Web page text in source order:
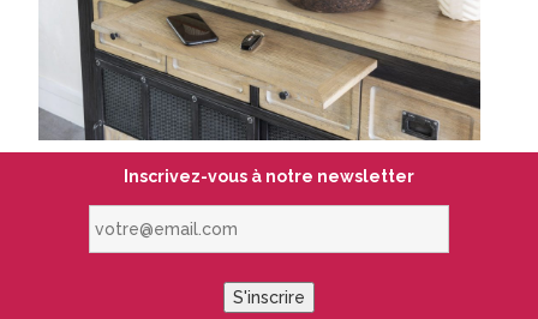
Inscrivez-vous à notre newsletter
S'inscrire